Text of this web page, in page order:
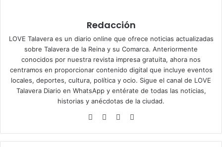
Redacción
LOVE Talavera es un diario online que ofrece noticias actualizadas
sobre Talavera de la Reina y su Comarca. Anteriormente
conocidos por nuestra revista impresa gratuita, ahora nos
centramos en proporcionar contenido digital que incluye eventos
locales, deportes, cultura, política y ocio. Sigue el canal de LOVE
Talavera Diario en WhatsAppy entérate de todas las noticias,
historias y anécdotas de la ciudad.
Siti
we
Fa
bo
X
ra